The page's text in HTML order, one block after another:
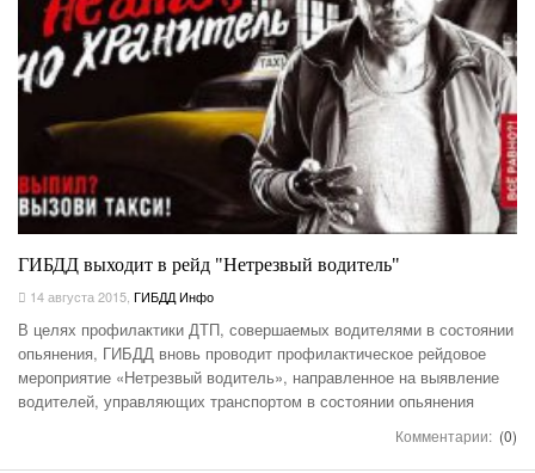
ГИБДД выходит в рейд "Нетрезвый водитель"
14 августа 2015, ГИБДД Инфо
В целях профилактики ДТП, совершаемых водителями в состоянии
опьянения, ГИБДД вновь проводит профилактическое рейдовое
мероприятие «Нетрезвый водитель», направленное на выявление
водителей, управляющих транспортом в состоянии опьянения
Комментарии: (0)